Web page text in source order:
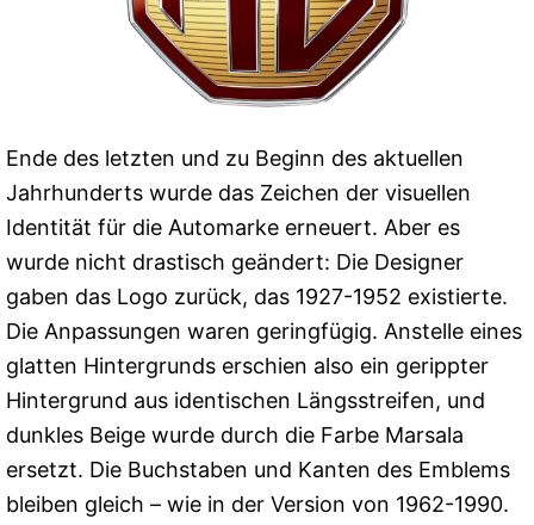
Ende des letzten und zu Beginn des aktuellen
Jahrhunderts wurde das Zeichen der visuellen
Identität für die Automarke erneuert. Aber es
wurde nicht drastisch geändert: Die Designer
gaben das Logo zurück, das 1927-1952 existierte.
Die Anpassungen waren geringfügig. Anstelle eines
glatten Hintergrunds erschien also ein gerippter
Hintergrund aus identischen Längsstreifen, und
dunkles Beige wurde durch die Farbe Marsala
ersetzt. Die Buchstaben und Kanten des Emblems
bleiben gleich – wie in der Version von 1962-1990.